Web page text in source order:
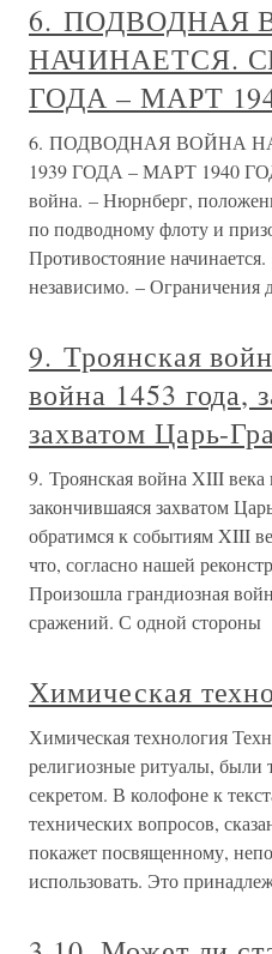
6. ПОДВОДНАЯ
НАЧИНАЕТСЯ.
ГОДА – МАРТ
6. ПОДВОДНАЯ ВОЙНА
1939 ГОДА – МАРТ 1940
война. – Нюрнберг,
по подводному флоту и
Противостояние
независимо. – Ограничения
9. Троянская
война 1453 года,
захватом Царь-
9. Троянская война XIII века
закончившаяся захватом
обратимся к событиям XIII
что, согласно нашей
Произошла грандиозная
сражений. С одной стороны
Химическая
Химическая технология
религиозные ритуалы, были
секретом. В колофоне к
технических вопросов,
покажет посвященному,
использовать. Это